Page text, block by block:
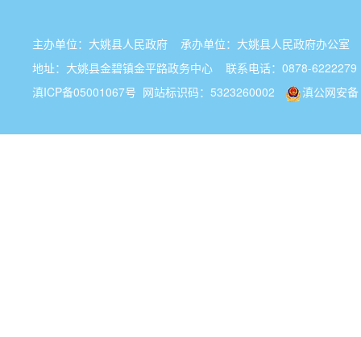
主办单位：大姚县人民政府 承办单位：大姚县人民政府办公
地址：大姚县金碧镇金平路政务中心 联系电话：0878-6222279
滇ICP备05001067号 网站标识码：5323260002 滇公网安